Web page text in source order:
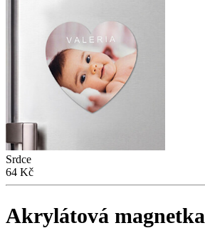
Srdce
64 Kč
Akrylátová magnetka